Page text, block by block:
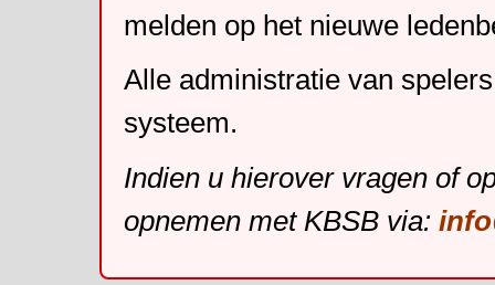
melden op het nieuwe
Alle administratie van
systeem.
Indien u hierover vragen of
opnemen met KBSB via: